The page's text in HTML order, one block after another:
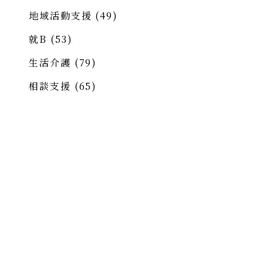
地域活動支援 (49)
就B (53)
生活介護 (79)
相談支援 (65)